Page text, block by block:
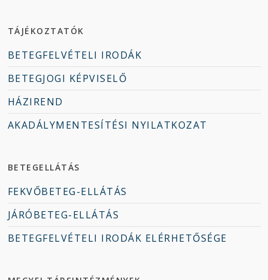
TÁJÉKOZTATÓK
BETEGFELVÉTELI IRODÁK
BETEGJOGI KÉPVISELŐ
HÁZIREND
AKADÁLYMENTESÍTÉSI NYILATKOZAT
BETEGELLÁTÁS
FEKVŐBETEG-ELLÁTÁS
JÁRÓBETEG-ELLÁTÁS
BETEGFELVÉTELI IRODÁK ELÉRHETŐSÉGE